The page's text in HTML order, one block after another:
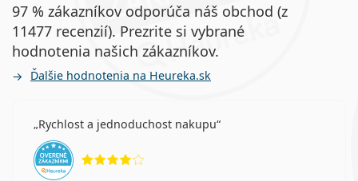
97 % zákazníkov odporúča náš obchod (z
11477 recenzií). Prezrite si vybrané
hodnotenia našich zákazníkov.
Ďalšie hodnotenia na Heureka.sk
Rychlost a jednoduchost nakupu